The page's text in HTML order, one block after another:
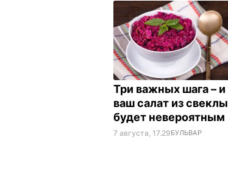
Три важных шага – и
ваш салат из свеклы
будет невероятным
7 августа, 17.29БУЛЬВАР